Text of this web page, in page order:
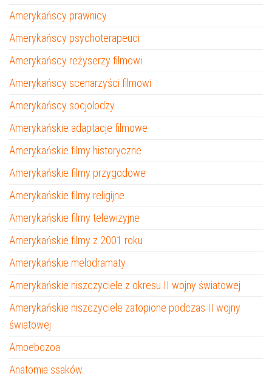
Amerykańscy prawnicy
Amerykańscy psychoterapeuci
Amerykańscy reżyserzy filmowi
Amerykańscy scenarzyści filmowi
Amerykańscy socjolodzy
Amerykańskie adaptacje filmowe
Amerykańskie filmy historyczne
Amerykańskie filmy przygodowe
Amerykańskie filmy religijne
Amerykańskie filmy telewizyjne
Amerykańskie filmy z 2001 roku
Amerykańskie melodramaty
Amerykańskie niszczyciele z okresu II wojny światowej
Amerykańskie niszczyciele zatopione podczas II wojny
światowej
Amoebozoa
Anatomia ssaków